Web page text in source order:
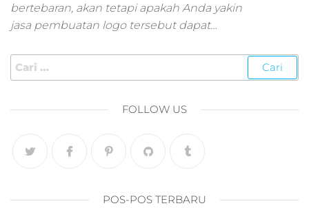
murah,marketing
digital
digital,digital
marketing untuk
umkm,digital
umkm,pemasaran
digital
bertebaran, akan tetapi apakah Anda yakin
jasa pembuatan logo tersebut dapat…
FOLLOW US
POS-POS TERBARU